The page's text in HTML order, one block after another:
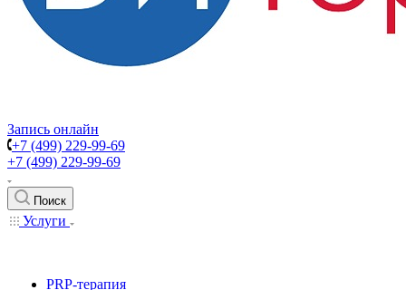
Запись онлайн
+7 (499) 229-99-69
+7 (499) 229-99-69
Поиск
Услуги
PRP-терапия